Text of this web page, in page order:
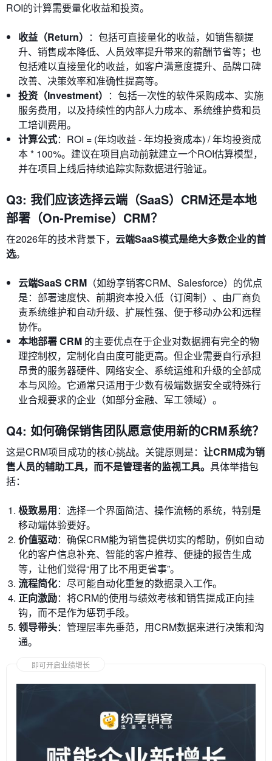
ROI的计算需要量化收益和投资。
收益（Return） ：包括可直接量化的收益，如销售额提
升、销售成本降低、人员效率提升带来的薪酬节省等；也
包括难以直接量化的收益，如客户满意度提升、品牌口碑
改善、决策效率和准确性提高等。
投资（Investment） ：包括一次性的软件采购成本、实施
服务费用，以及持续性的内部人力成本、系统维护费和员
工培训费用。
计算公式：ROI = (年均收益 - 年均投资成本) / 年均投资成
本 * 100%。建议在项目启动前就建立一个ROI估算模型，
并在项目上线后持续追踪实际数据进行验证。
Q3: 我们应该选择云端（SaaS）CRM还是本地
部署（On-Premise）CRM？
在2026年的技术背景下， 云端SaaS模式是绝大多数企业的首
选。
云端SaaS CRM （如纷享销客CRM、Salesforce）的优点
是：部署速度快、前期资本投入低（订阅制）、由厂商负
责系统维护和自动升级、扩展性强、便于移动办公和远程
协作。
本地部署 CRM 的主要优点在于企业对数据拥有完全的物
理控制权，定制化自由度可能更高。但企业需要自行承担
昂贵的服务器硬件、网络安全、系统运维和升级的全部成
本与风险。它通常只适用于少数有极端数据安全或特殊行
业合规要求的企业（如部分金融、军工领域）。
Q4: 如何确保销售团队愿意使用新的CRM系统？
这是CRM项目成功的核心挑战。关键原则是： 让CRM成为销
售人员的辅助工具，而不是管理者的监视工具。 具体举措包
括：
极致易用：选择一个界面简洁、操作流畅的系统，特别是
移动端体验要好。
价值驱动：确保CRM能为销售提供切实的帮助，例如自动
化的客户信息补充、智能的客户推荐、便捷的报告生成
等，让他们觉得“用了比不用更省事”。
流程简化：尽可能自动化重复的数据录入工作。
正向激励：将CRM的使用与绩效考核和销售提成正向挂
钩，而不是作为惩罚手段。
领导带头：管理层率先垂范，用CRM数据来进行决策和沟
通。
即可开启业绩增长